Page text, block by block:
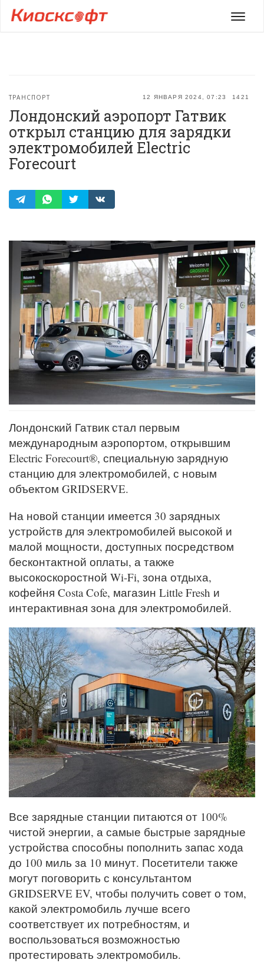
Меню
12 ЯНВАРЯ 2024, 07:23 1421
ТРАНСПОРТ
Лондонский аэропорт Гатвик
открыл станцию для зарядки
электромобилей Electric
Forecourt
Лондонский Гатвик стал первым
международным аэропортом, открывшим
Electric Forecourt®, специальную зарядную
станцию для электромобилей, с новым
объектом GRIDSERVE.
На новой станции имеется 30 зарядных
устройств для электромобилей высокой и
малой мощности, доступных посредством
бесконтактной оплаты, а также
высокоскоростной Wi-Fi, зона отдыха,
кофейня Costa Cofe, магазин Little Fresh и
интерактивная зона для электромобилей.
Все зарядные станции питаются от 100%
чистой энергии, а самые быстрые зарядные
устройства способны пополнить запас хода
до 100 миль за 10 минут. Посетители также
могут поговорить с консультантом
GRIDSERVE EV, чтобы получить совет о том,
какой электромобиль лучше всего
соответствует их потребностям, и
воспользоваться возможностью
протестировать электромобиль.